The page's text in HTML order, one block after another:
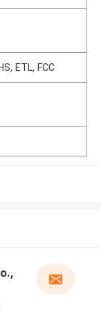
ETL, FCC